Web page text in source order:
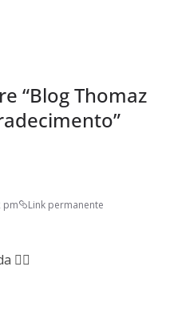
“Blog Thomaz
”
pm Link permanente
🚶‍♂️